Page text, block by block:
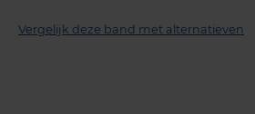
Vergelijk deze band met alternatieven